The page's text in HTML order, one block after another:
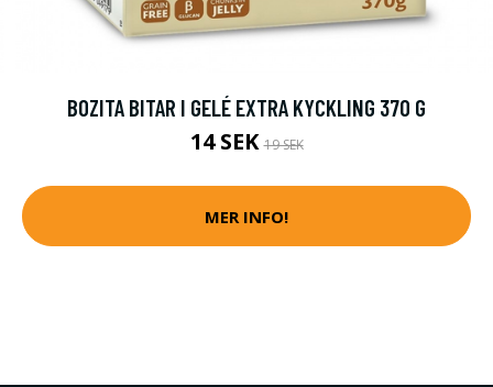
BOZITA BITAR I GELÉ EXTRA KYCKLING 370 G
14 SEK19 SEK
MER INFO!